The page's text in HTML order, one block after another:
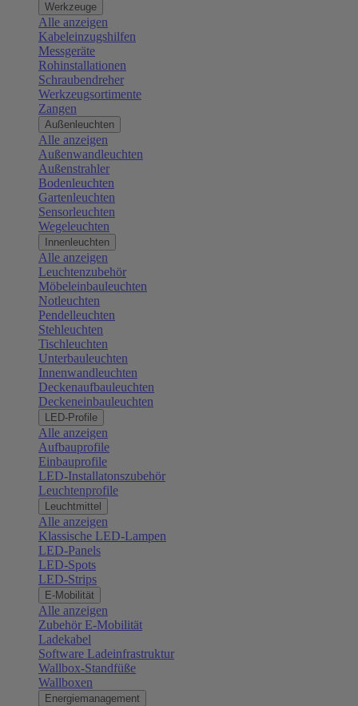
Werkzeuge
Alle anzeigen
Kabeleinzugshilfen
Messgeräte
Rohinstallationen
Schraubendreher
Werkzeugsortimente
Zangen
Außenleuchten
Alle anzeigen
Außenwandleuchten
Außenstrahler
Bodenleuchten
Gartenleuchten
Sensorleuchten
Wegeleuchten
Innenleuchten
Alle anzeigen
Leuchtenzubehör
Möbeleinbauleuchten
Notleuchten
Pendelleuchten
Stehleuchten
Tischleuchten
Unterbauleuchten
Innenwandleuchten
Deckenaufbauleuchten
Deckeneinbauleuchten
LED-Profile
Alle anzeigen
Aufbauprofile
Einbauprofile
LED-Installatonszubehör
Leuchtenprofile
Leuchtmittel
Alle anzeigen
Klassische LED-Lampen
LED-Panels
LED-Spots
LED-Strips
E-Mobilität
Alle anzeigen
Zubehör E-Mobilität
Ladekabel
Software Ladeinfrastruktur
Wallbox-Standfüße
Wallboxen
Energiemanagement